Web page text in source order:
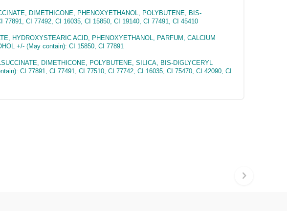
DIMETHICONE, PHENOXYETHANOL, POLYBUTENE, BIS-
CI 77492, CI 16035, CI 15850, CI 19140, CI 77491, CI 45410
HYDROXYSTEARIC ACID, PHENOXYETHANOL, PARFUM, CALCIUM
+/- (May contain): CI 15850, CI 77891
DIMETHICONE, POLYBUTENE, SILICA, BIS-DIGLYCERYL
CI 77891, CI 77491, CI 77510, CI 77742, CI 16035, CI 75470, CI 42090, CI